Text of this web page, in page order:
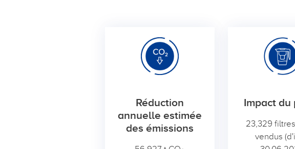
Réduction
annuelle estimée
des émissions
Impact
23,329
vendus